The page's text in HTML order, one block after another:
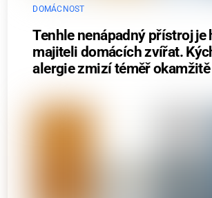
DOMÁCNOST
Tenhle nenápadný přístroj je
majiteli domácích zvířat.
alergie zmizí téměř okamžitě